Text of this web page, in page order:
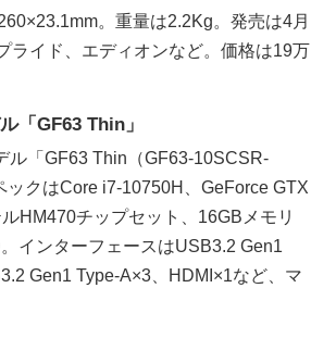
。重量は2.2Kg。発売は4月
ライド、エディオンなど。価格は19万
「GF63 Thin」
「GF63 Thin（GF63-10SCSR-
ックはCore i7-10750H、GeForce GTX
HM470チップセット、16GBメモリ
インターフェースはUSB3.2 Gen1
Gen1 Type-A×3、HDMI×1など、マ